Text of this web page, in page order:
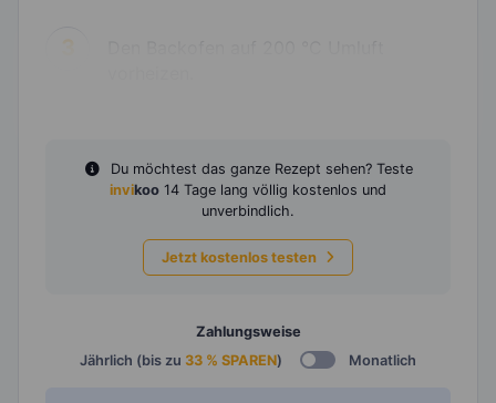
Du möchtest das ganze Rezept sehen? Teste
invikoo 14 Tage lang völlig kostenlos und
unverbindlich.
Jetzt kostenlos testen
Zahlungsweise
Jährlich (bis zu 33 % SPAREN) Monatlich